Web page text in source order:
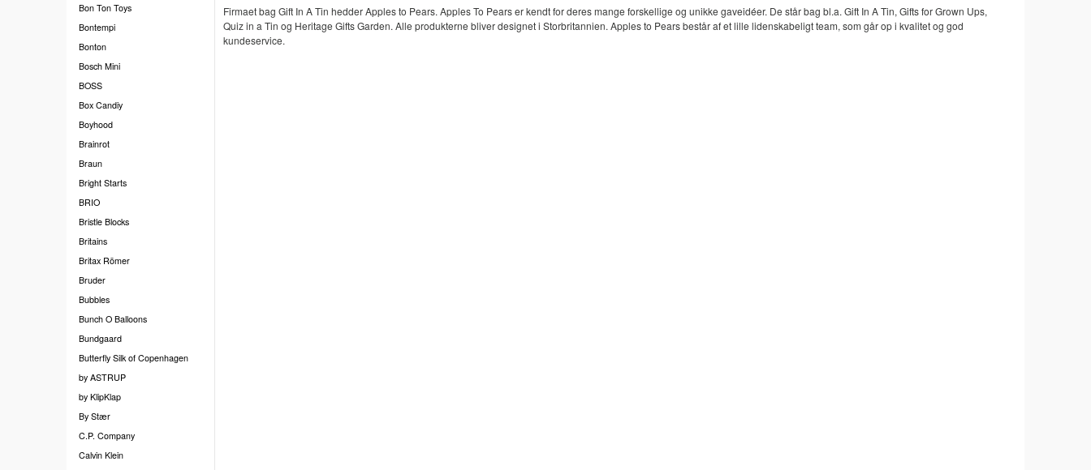
Bon Ton Toys
Bontempi
Bonton
Bosch Mini
BOSS
Box Candiy
Boyhood
Brainrot
Braun
Bright Starts
BRIO
Bristle Blocks
Britains
Britax Römer
Bruder
Bubbles
Bunch O Balloons
Bundgaard
Butterfly Silk of Copenhagen
by ASTRUP
by KlipKlap
By Stær
C.P. Company
Calvin Klein
Firmaet bag Gift In A Tin hedder Apples to Pears. Apples To Pears er kendt for deres mange forskellige og unikke gaveidéer. De står bag bl.a. Gift In A Tin, Gifts for Grown Ups,
Quiz in a Tin og Heritage Gifts Garden. Alle produkterne bliver designet i Storbritannien. Apples to Pears består af et lille lidenskabeligt team, som går op i kvalitet og god
kundeservice.